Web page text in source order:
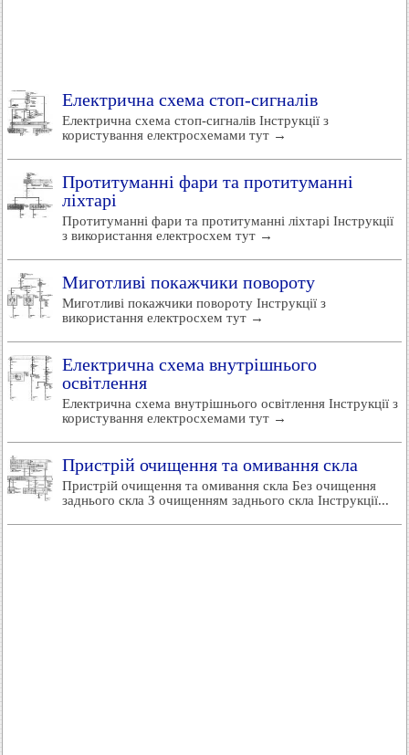
Електрична схема стоп-сигналів
Електрична схема стоп-сигналів Інструкції з
користування електросхемами тут →
Протитуманні фари та протитуманні
ліхтарі
Протитуманні фари та протитуманні ліхтарі Інструкції
з використання електросхем тут →
Миготливі покажчики повороту
Миготливі покажчики повороту Інструкції з
використання електросхем тут →
Електрична схема внутрішнього
освітлення
Електрична схема внутрішнього освітлення Інструкції з
користування електросхемами тут →
Пристрій очищення та омивання скла
Пристрій очищення та омивання скла Без очищення
заднього скла З очищенням заднього скла Інструкції...